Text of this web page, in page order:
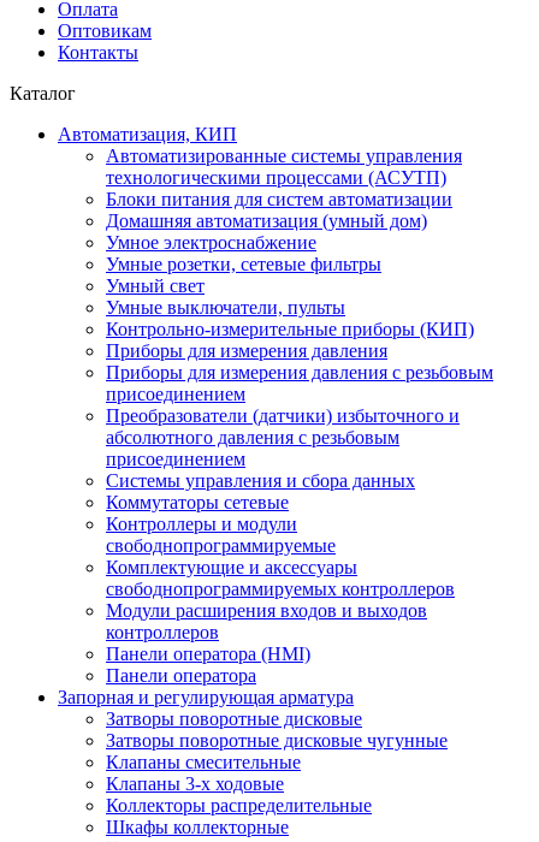
Оплата
Оптовикам
Контакты
Каталог
Автоматизация, КИП
Автоматизированные системы управления
технологическими процессами (АСУТП)
Блоки питания для систем автоматизации
Домашняя автоматизация (умный дом)
Умное электроснабжение
Умные розетки, сетевые фильтры
Умный свет
Умные выключатели, пульты
Контрольно-измерительные приборы (КИП)
Приборы для измерения давления
Приборы для измерения давления с резьбовым
присоединением
Преобразователи (датчики) избыточного и
абсолютного давления с резьбовым
присоединением
Системы управления и сбора данных
Коммутаторы сетевые
Контроллеры и модули
свободнопрограммируемые
Комплектующие и аксессуары
свободнопрограммируемых контроллеров
Модули расширения входов и выходов
контроллеров
Панели оператора (HMI)
Панели оператора
Запорная и регулирующая арматура
Затворы поворотные дисковые
Затворы поворотные дисковые чугунные
Клапаны смесительные
Клапаны 3-х ходовые
Коллекторы распределительные
Шкафы коллекторные